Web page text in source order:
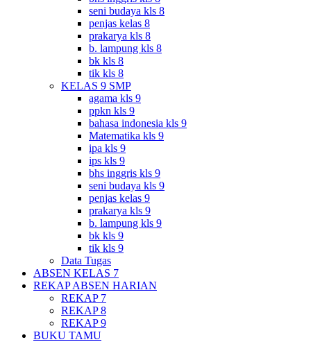
seni budaya kls 8
penjas kelas 8
prakarya kls 8
b. lampung kls 8
bk kls 8
tik kls 8
KELAS 9 SMP
agama kls 9
ppkn kls 9
bahasa indonesia kls 9
Matematika kls 9
ipa kls 9
ips kls 9
bhs inggris kls 9
seni budaya kls 9
penjas kelas 9
prakarya kls 9
b. lampung kls 9
bk kls 9
tik kls 9
Data Tugas
ABSEN KELAS 7
REKAP ABSEN HARIAN
REKAP 7
REKAP 8
REKAP 9
BUKU TAMU